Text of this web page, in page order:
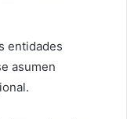
entidades
asumen